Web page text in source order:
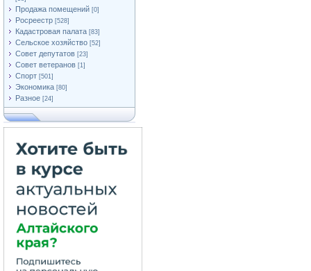
Продажа помещений [0]
Росреестр [528]
Кадастровая палата [83]
Сельское хозяйство [52]
Совет депутатов [23]
Совет ветеранов [1]
Спорт [501]
Экономика [80]
Разное [24]